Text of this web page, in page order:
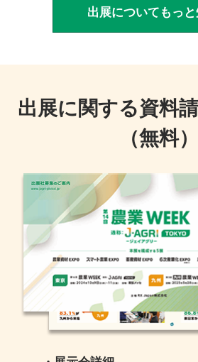
出展についてもっ
出展に関する資料
（無料）